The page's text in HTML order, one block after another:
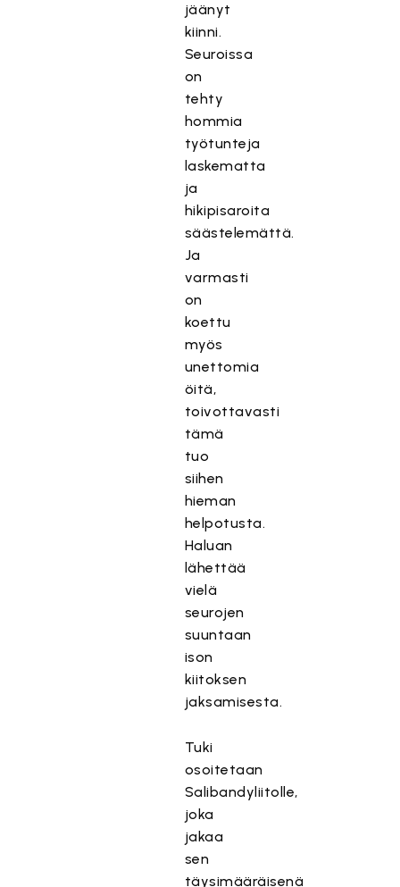
jäänyt
kiinni.
Seuroissa
on
tehty
hommia
työtunteja
laskematta
ja
hikipisaroita
säästelemättä.
Ja
varmasti
on
koettu
myös
unettomia
öitä,
toivottavasti
tämä
tuo
siihen
hieman
helpotusta.
Haluan
lähettää
vielä
seurojen
suuntaan
ison
kiitoksen
jaksamisesta.
Tuki
osoitetaan
Salibandyliitolle,
joka
jakaa
sen
täysimääräisenä